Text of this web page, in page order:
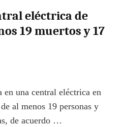
eléctrica de
19 muertos y 17
una central eléctrica en
al menos 19 personas y
de acuerdo …